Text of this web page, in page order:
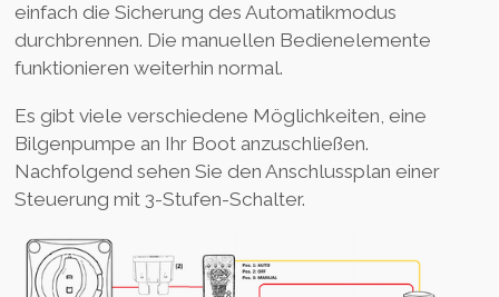
einfach die Sicherung des Automatikmodus
durchbrennen. Die manuellen Bedienelemente
funktionieren weiterhin normal.
Es gibt viele verschiedene Möglichkeiten, eine
Bilgenpumpe an Ihr Boot anzuschließen.
Nachfolgend sehen Sie den Anschlussplan einer
Steuerung mit 3-Stufen-Schalter.